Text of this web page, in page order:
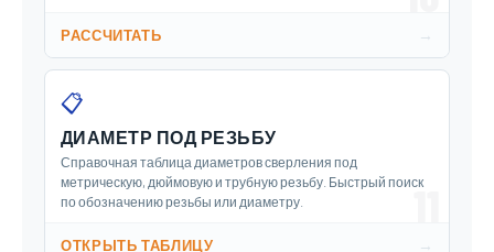
РАССЧИТАТЬ →
11
📋
ДИАМЕТР ПОД РЕЗЬБУ
Справочная таблица диаметров сверления под
метрическую, дюймовую и трубную резьбу. Быстрый поиск
по обозначению резьбы или диаметру.
ОТКРЫТЬ ТАБЛИЦУ →